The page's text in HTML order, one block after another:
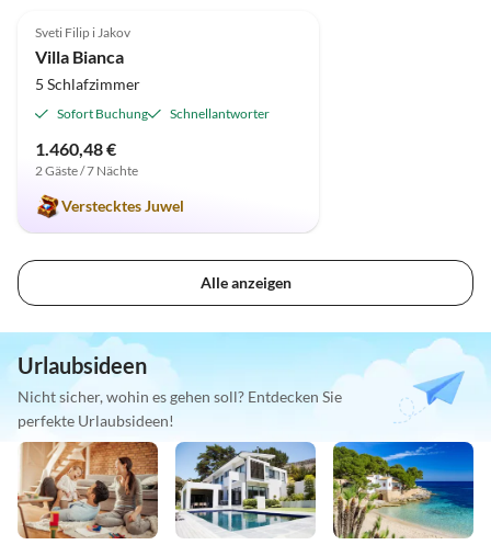
Sveti Filip i Jakov
Villa Bianca
5 Schlafzimmer
Sofort Buchung Schnellantworter
1.460,48 €
2 Gäste / 7 Nächte
Verstecktes Juwel
Alle anzeigen
Urlaubsideen
Nicht sicher, wohin es gehen soll? Entdecken Sie
perfekte Urlaubsideen!